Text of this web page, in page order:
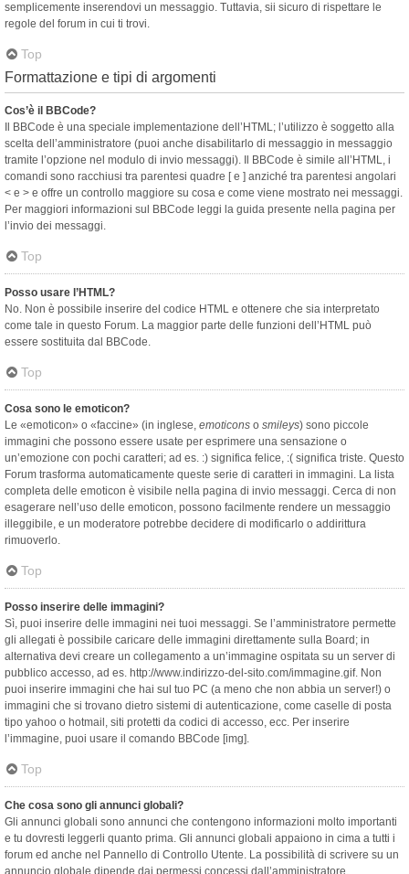
semplicemente inserendovi un messaggio. Tuttavia, sii sicuro di rispettare le
regole del forum in cui ti trovi.
Top
Formattazione e tipi di argomenti
Cos’è il BBCode?
Il BBCode è una speciale implementazione dell’HTML; l’utilizzo è soggetto alla
scelta dell’amministratore (puoi anche disabilitarlo di messaggio in messaggio
tramite l’opzione nel modulo di invio messaggi). Il BBCode è simile all’HTML, i
comandi sono racchiusi tra parentesi quadre [ e ] anziché tra parentesi angolari
< e > e offre un controllo maggiore su cosa e come viene mostrato nei messaggi.
Per maggiori informazioni sul BBCode leggi la guida presente nella pagina per
l’invio dei messaggi.
Top
Posso usare l’HTML?
No. Non è possibile inserire del codice HTML e ottenere che sia interpretato
come tale in questo Forum. La maggior parte delle funzioni dell’HTML può
essere sostituita dal BBCode.
Top
Cosa sono le emoticon?
Le «emoticon» o «faccine» (in inglese, emoticons o smileys) sono piccole
immagini che possono essere usate per esprimere una sensazione o
un’emozione con pochi caratteri; ad es. :) significa felice, :( significa triste. Questo
Forum trasforma automaticamente queste serie di caratteri in immagini. La lista
completa delle emoticon è visibile nella pagina di invio messaggi. Cerca di non
esagerare nell’uso delle emoticon, possono facilmente rendere un messaggio
illeggibile, e un moderatore potrebbe decidere di modificarlo o addirittura
rimuoverlo.
Top
Posso inserire delle immagini?
Sì, puoi inserire delle immagini nei tuoi messaggi. Se l’amministratore permette
gli allegati è possibile caricare delle immagini direttamente sulla Board; in
alternativa devi creare un collegamento a un’immagine ospitata su un server di
pubblico accesso, ad es. http://www.indirizzo-del-sito.com/immagine.gif. Non
puoi inserire immagini che hai sul tuo PC (a meno che non abbia un server!) o
immagini che si trovano dietro sistemi di autenticazione, come caselle di posta
tipo yahoo o hotmail, siti protetti da codici di accesso, ecc. Per inserire
l’immagine, puoi usare il comando BBCode [img].
Top
Che cosa sono gli annunci globali?
Gli annunci globali sono annunci che contengono informazioni molto importanti
e tu dovresti leggerli quanto prima. Gli annunci globali appaiono in cima a tutti i
forum ed anche nel Pannello di Controllo Utente. La possibilità di scrivere su un
annuncio globale dipende dai permessi concessi dall’amministratore.